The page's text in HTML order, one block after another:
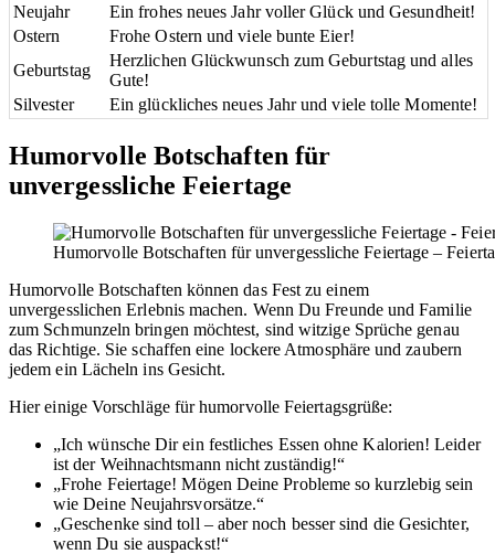
Neujahr
Ein frohes neues Jahr voller Glück und Gesundheit!
Ostern
Frohe Ostern und viele bunte Eier!
Geburtstag
Herzlichen Glückwunsch zum Geburtstag und alles
Gute!
Silvester
Ein glückliches neues Jahr und viele tolle Momente!
Humorvolle Botschaften für
unvergessliche Feiertage
Humorvolle Botschaften für unvergessliche Feiertage –
Humorvolle Botschaften können das Fest zu einem
unvergesslichen Erlebnis machen. Wenn Du Freunde und Familie
zum Schmunzeln bringen möchtest, sind witzige Sprüche genau
das Richtige. Sie schaffen eine lockere Atmosphäre und zaubern
jedem ein Lächeln ins Gesicht.
Hier einige Vorschläge für humorvolle Feiertagsgrüße:
„Ich wünsche Dir ein festliches Essen ohne Kalorien! Leider
ist der Weihnachtsmann nicht zuständig!“
„Frohe Feiertage! Mögen Deine Probleme so kurzlebig sein
wie Deine Neujahrsvorsätze.“
„Geschenke sind toll – aber noch besser sind die Gesichter,
wenn Du sie auspackst!“